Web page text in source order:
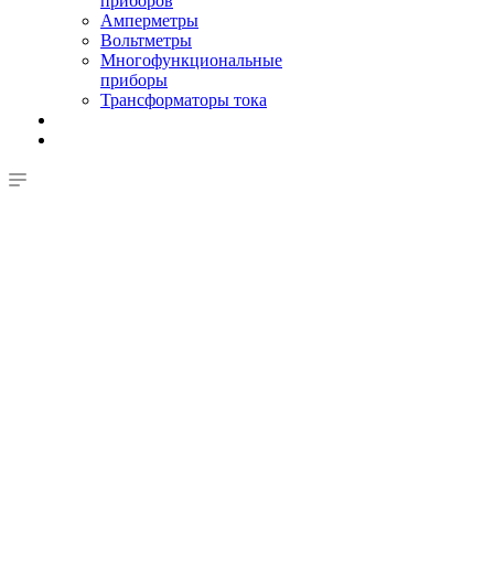
Амперметры
Вольтметры
Многофункциональные
приборы
Трансформаторы тока